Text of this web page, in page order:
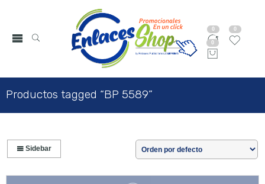
0 0
0
Productos tagged “BP 5589”
Sidebar